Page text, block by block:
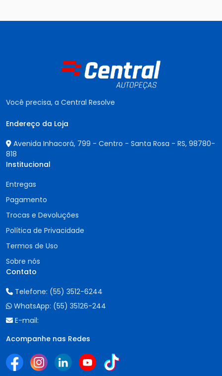
Você precisa, a Central Resolve
Endereço da Loja
Avenida Inhacorá, 799 - Centro - Santa Rosa - RS, 98780-
818
Institucional
Entregas
Pagamento
Trocas e Devoluções
Política de Privacidade
Termos de Uso
Sobre nós
Contato
Telefone: (55) 3512-6244
WhatsApp: (55) 35126-244
E-mail:
Acompanhe nas Redes